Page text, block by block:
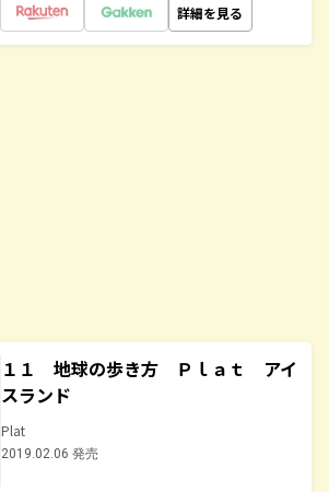
詳細を見る
１１ 地球の歩き方 Ｐｌａｔ アイ
スランド
Plat
2019.02.06 発売